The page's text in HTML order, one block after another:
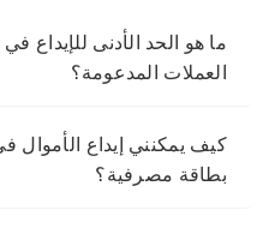
العملات المدعومة؟
بطاقة مصرفية؟